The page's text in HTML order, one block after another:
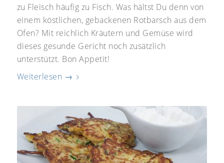
zu Fleisch häufig zu Fisch. Was hältst Du denn von
einem köstlichen, gebackenen Rotbarsch aus dem
Ofen? Mit reichlich Kräutern und Gemüse wird
dieses gesunde Gericht noch zusätzlich
unterstützt. Bon Appetit!
Weiterlesen →